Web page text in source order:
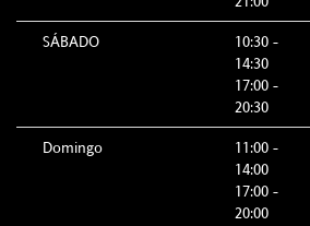
SÁBADO
10:30 -
14:30
17:00 -
20:30
Domingo
11:00 -
14:00
17:00 -
20:00